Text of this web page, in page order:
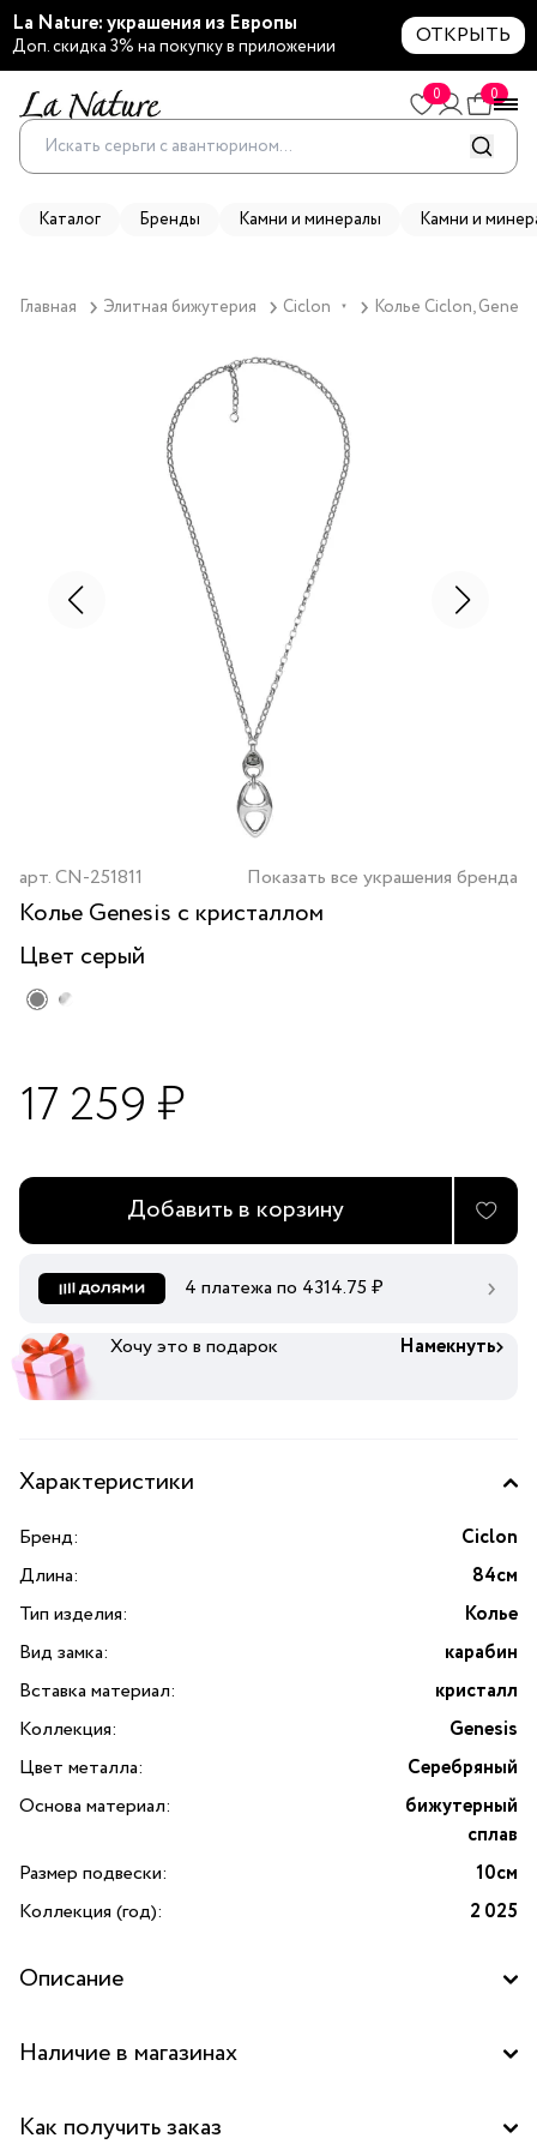
La Nature: украшения из Европы
Доп. скидка 3% на покупку в приложении ОТКРЫТЬ
0 0
Каталог Бренды Камни и минералы Камни и
Главная Элитная бижутерия Ciclon ▼ Колье Ciclon,
арт.CN-251811 Показать все украшения бренда
Колье Genesis с кристаллом
Цвет серый
17 259 ₽
Добавить в корзину
4 платежа по 4314.75 ₽
Хочу это в подарок Намекнуть
Характеристики
Бренд:
Ciclon
Длина:
84см
Тип изделия:
Колье
Вид замка:
карабин
Вставка материал:
кристалл
Коллекция:
Genesis
Цвет металла:
Серебряный
Основа материал:
бижутерный
сплав
Размер подвески:
10см
Коллекция (год):
2 025
Описание
Genesis от известного бренда Ciclon, украшенное
украшение станет ярким дополнением вашего образа,
Наличие в магазинах
Бутик "La Nature" в ТРК "Красный кит", Мытищи
Как получить заказ